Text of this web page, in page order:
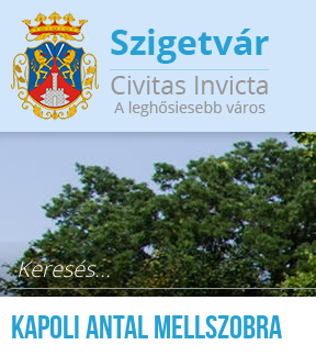
Ugrás a tartalomra
Keresés űrlap
Kapoli Antal mellszobra